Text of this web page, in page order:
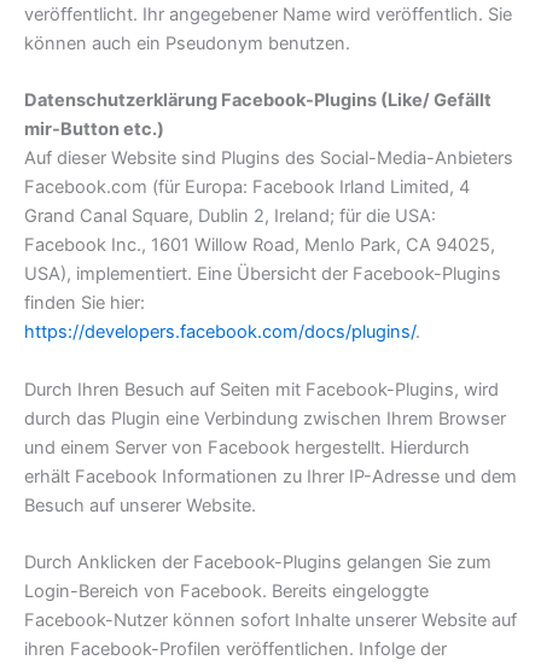
veröffentlicht. Ihr angegebener Name wird veröffentlich. Sie
können auch ein Pseudonym benutzen.
Datenschutzerklärung Facebook-Plugins (Like/ Gefällt
mir-Button etc.)
Auf dieser Website sind Plugins des Social-Media-Anbieters
Facebook.com (für Europa: Facebook Irland Limited, 4
Grand Canal Square, Dublin 2, Ireland; für die USA:
Facebook Inc., 1601 Willow Road, Menlo Park, CA 94025,
USA), implementiert. Eine Übersicht der Facebook-Plugins
finden Sie hier:
https://developers.facebook.com/docs/plugins/.
Durch Ihren Besuch auf Seiten mit Facebook-Plugins, wird
durch das Plugin eine Verbindung zwischen Ihrem Browser
und einem Server von Facebook hergestellt. Hierdurch
erhält Facebook Informationen zu Ihrer IP-Adresse und dem
Besuch auf unserer Website.
Durch Anklicken der Facebook-Plugins gelangen Sie zum
Login-Bereich von Facebook. Bereits eingeloggte
Facebook-Nutzer können sofort Inhalte unserer Website auf
ihren Facebook-Profilen veröffentlichen. Infolge der